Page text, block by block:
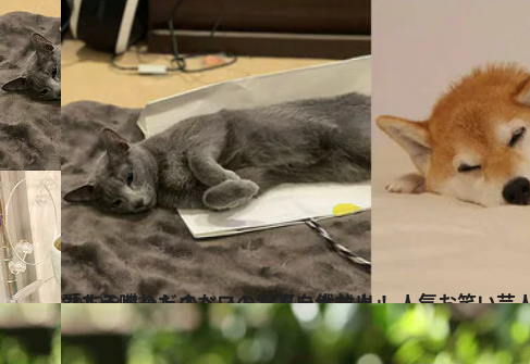
2022.2.22
「もう喋りださないのが不自然だよ」 人気お笑い芸人たちが厳選した 愛するペットのベスト写真を大放出！
カルチャー